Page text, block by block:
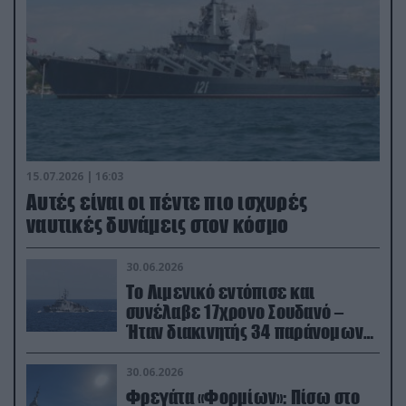
15.07.2026 | 16:03
Aυτές είναι οι πέντε πιο ισχυρές
ναυτικές δυνάμεις στον κόσμο
30.06.2026
Το Λιμενικό εντόπισε και
συνέλαβε 17χρονο Σουδανό –
Ήταν διακινητής 34 παράνομων
μεταναστών
30.06.2026
Φρεγάτα «Φορμίων»: Πίσω στο